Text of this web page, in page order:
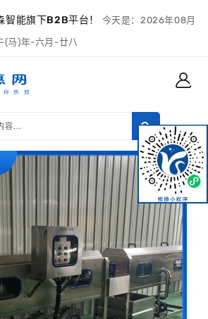
能旗下B2B平台！ 今天是：2026年08月
(马)年-六月-廿八